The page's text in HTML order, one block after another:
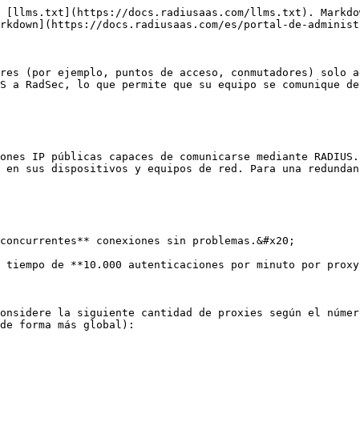
[llms.txt](https://docs.radiusaas.com/llms.txt).
docs.radiusaas.com/es/portal-de-
(por ejemplo, puntos de acceso, conmutadores) solo
a RadSec, lo que permite que su equipo se comunique
IP públicas capaces de comunicarse mediante
en sus dispositivos y equipos de red. Para una
conexiones sin problemas.&#x20;
tiempo de **10.000 autenticaciones por minuto por
la siguiente cantidad de proxies según el
forma más global):